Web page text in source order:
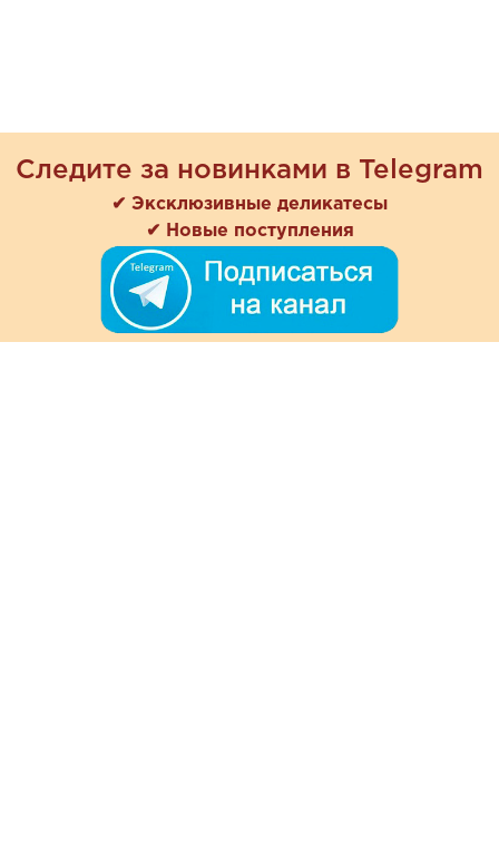
Следите за новинками в Telegram
✔ Эксклюзивные деликатесы
✔ Новые поступления